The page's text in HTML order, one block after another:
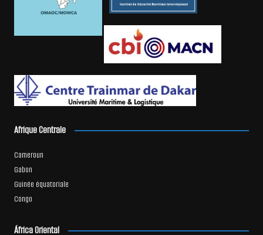
Afrique Centrale
Cameroun
Gabon
Guinée équatoriale
Congo
África Oriental